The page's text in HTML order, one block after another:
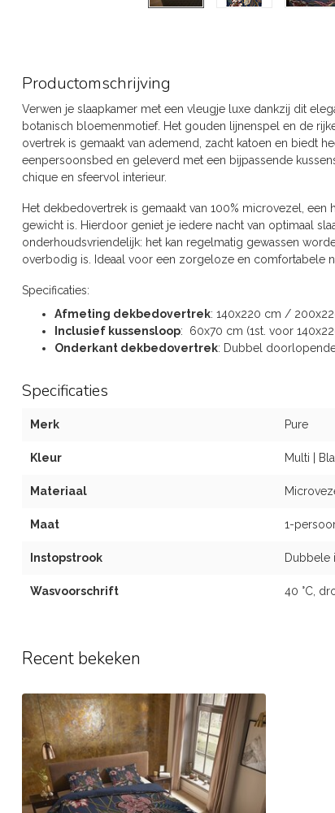
Productomschrijving
Verwen je slaapkamer met een vleugje luxe dankzij dit
botanisch bloemenmotief. Het gouden lijnenspel en de
overtrek is gemaakt van ademend, zacht katoen en biedt
eenpersoonsbed en geleverd met een bijpassende
chique en sfeervol interieur.
Het dekbedovertrek is gemaakt van 100% microvezel,
gewicht is. Hierdoor geniet je iedere nacht van optimaal
onderhoudsvriendelijk: het kan regelmatig gewassen
overbodig is. Ideaal voor een zorgeloze en comfortabele
Specificaties:
Afmeting dekbedovertrek: 140x220 cm /
Inclusief kussensloop: 60x70 cm (1st. voor
Onderkant dekbedovertrek: Dubbel
Specificaties
Merk Pure
Kleur Multi |
Materiaal
Maat 1-
Instopstrook Dubbele
Wasvoorschrift 40 °C,
Recent bekeken